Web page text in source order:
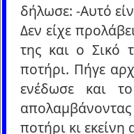
δήλωσε: -Αυτό
Δεν είχε
της και ο Σικό
ποτήρι. Πήγε
ενέδωσε και
ποτήρι κι εκείνη